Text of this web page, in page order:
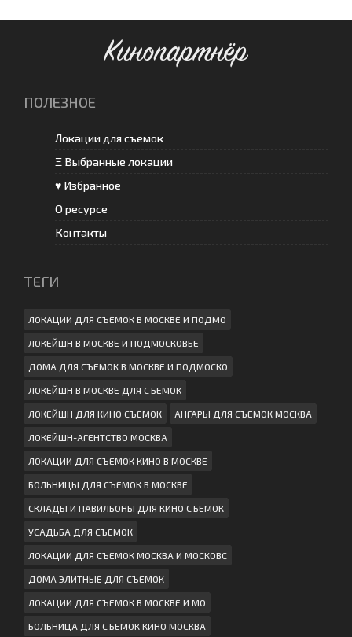
Кинопартнёр
ПОЛЕЗНОЕ
Локации для съемок
Ξ Выбранные локации
♥ Избранное
О ресурсе
Контакты
ТЕГИ
ЛОКАЦИИ ДЛЯ СЪЕМОК В МОСКВЕ И ПОДМО
ЛОКЕЙШН В МОСКВЕ И ПОДМОСКОВЬЕ
ДОМА ДЛЯ СЪЕМОК В МОСКВЕ И ПОДМОСКО
ЛОКЕЙШН В МОСКВЕ ДЛЯ СЪЕМОК
ЛОКЕЙШН ДЛЯ КИНО СЪЕМОК АНГАРЫ ДЛЯ СЪЕМОК МОСКВА
ЛОКЕЙШН-АГЕНТСТВО МОСКВА
ЛОКАЦИИ ДЛЯ СЪЕМОК КИНО В МОСКВЕ
БОЛЬНИЦЫ ДЛЯ СЪЕМОК В МОСКВЕ
СКЛАДЫ И ПАВИЛЬОНЫ ДЛЯ КИНО СЪЕМОК
УСАДЬБА ДЛЯ СЪЕМОК
ЛОКАЦИИ ДЛЯ СЪЕМОК МОСКВА И МОСКОВС
ДОМА ЭЛИТНЫЕ ДЛЯ СЪЕМОК
ЛОКАЦИИ ДЛЯ СЪЕМОК В МОСКВЕ И МО
БОЛЬНИЦА ДЛЯ СЪЕМОК КИНО МОСКВА